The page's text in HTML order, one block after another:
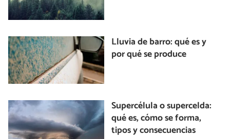
Lluvia de barro: qué es y
por qué se produce
Supercélula o supercelda:
qué es, cómo se forma,
tipos y consecuencias